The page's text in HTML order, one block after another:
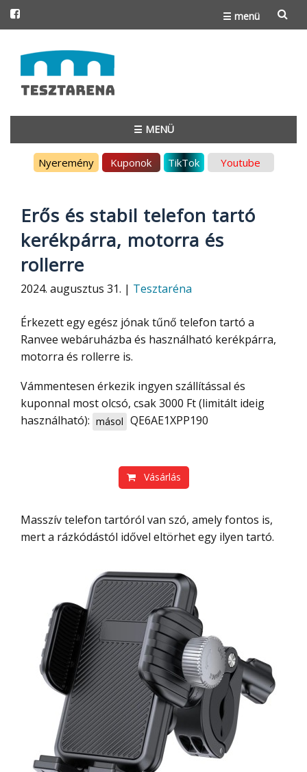
☰ menü
to
content
☰ MENÜ
Nyeremény Kuponok TikTok Youtube
Erős és stabil telefon tartó
kerékpárra, motorra és
rollerre
2024. augusztus 31. | Tesztaréna
Érkezett egy egész jónak tűnő telefon tartó a
Ranvee webáruházba és használható kerékpárra,
motorra és rollerre is.
Vámmentesen érkezik ingyen szállítással és
kuponnal most olcsó, csak 3000 Ft (limitált ideig
használható): másol QE6AE1XPP190
Vásárlás
Masszív telefon tartóról van szó, amely fontos is,
mert a rázkódástól idővel eltörhet egy ilyen tartó.